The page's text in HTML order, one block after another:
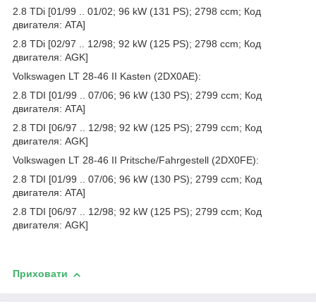
2.8 TDi [01/99 .. 01/02; 96 kW (131 PS); 2798 ccm; Код
двигателя: ATA]
2.8 TDi [02/97 .. 12/98; 92 kW (125 PS); 2798 ccm; Код
двигателя: AGK]
Volkswagen LT 28-46 II Kasten (2DX0AE):
2.8 TDI [01/99 .. 07/06; 96 kW (130 PS); 2799 ccm; Код
двигателя: ATA]
2.8 TDI [06/97 .. 12/98; 92 kW (125 PS); 2799 ccm; Код
двигателя: AGK]
Volkswagen LT 28-46 II Pritsche/Fahrgestell (2DX0FE):
2.8 TDI [01/99 .. 07/06; 96 kW (130 PS); 2799 ccm; Код
двигателя: ATA]
2.8 TDI [06/97 .. 12/98; 92 kW (125 PS); 2799 ccm; Код
двигателя: AGK]
Приховати